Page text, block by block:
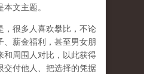
本文主题。
，很多人喜欢攀比，不论
、薪金福利，甚至男女朋
和周围人对比，以此获得
交付他人、把选择的凭据